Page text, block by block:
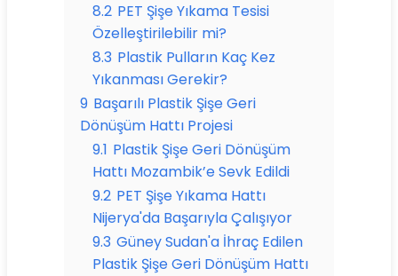
8.2 PET Şişe Yıkama Tesisi
Özelleştirilebilir mi?
8.3 Plastik Pulların Kaç Kez
Yıkanması Gerekir?
9 Başarılı Plastik Şişe Geri
Dönüşüm Hattı Projesi
9.1 Plastik Şişe Geri Dönüşüm
Hattı Mozambik’e Sevk Edildi
9.2 PET Şişe Yıkama Hattı
Nijerya'da Başarıyla Çalışıyor
9.3 Güney Sudan'a İhraç Edilen
Plastik Şişe Geri Dönüşüm Hattı